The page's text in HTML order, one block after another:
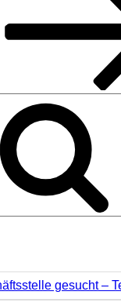
gesucht –